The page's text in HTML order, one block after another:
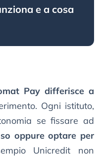
e a cosa
Pay differisce a
Ogni istituto,
se fissare ad
oppure optare per
Unicredit non